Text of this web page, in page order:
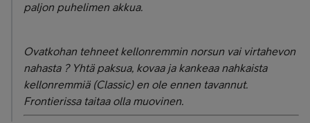
paljon puhelimen akkua.
Ovatkohan tehneet kellonremmin norsun vai virtahevon
nahasta ? Yhtä paksua, kovaa ja kankeaa nahkaista
kellonremmiä (Classic) en ole ennen tavannut.
Frontierissa taitaa olla muovinen.